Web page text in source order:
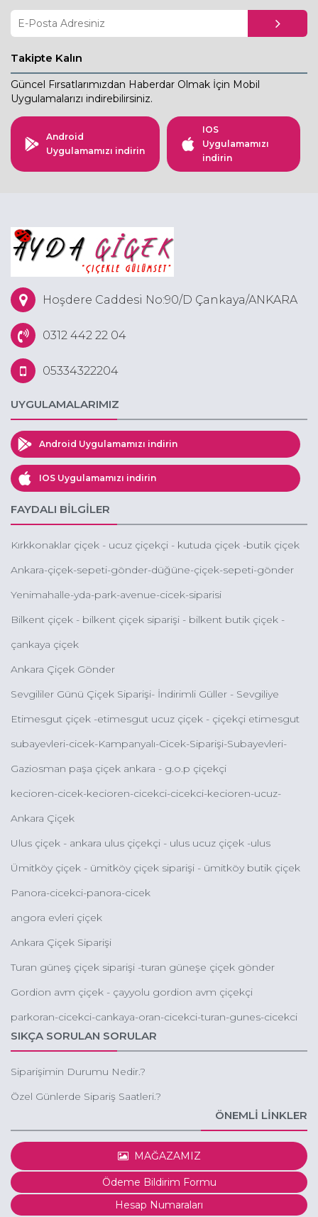
Takipte Kalın
Güncel Fırsatlarımızdan Haberdar Olmak İçin Mobil
Uygulamalarızı indirebilirsiniz.
Android
Uygulamamızı indirin
IOS
Uygulamamızı
indirin
Hoşdere Caddesi No:90/D Çankaya/ANKARA
0312 442 22 04
05334322204
UYGULAMALARIMIZ
Android Uygulamamızı indirin
IOS Uygulamamızı indirin
FAYDALI BİLGİLER
Kırkkonaklar çiçek - ucuz çiçekçi - kutuda çiçek -butik çiçek
Ankara-çiçek-sepeti-gönder-düğüne-çiçek-sepeti-gönder
Yenimahalle-yda-park-avenue-cicek-siparisi
Bilkent çiçek - bilkent çiçek siparişi - bilkent butik çiçek -
çankaya çiçek
Ankara Çiçek Gönder
Sevgililer Günü Çiçek Siparişi- İndirimli Güller - Sevgiliye
Etimesgut çiçek -etimesgut ucuz çiçek - çiçekçi etimesgut
subayevleri-cicek-Kampanyalı-Cicek-Siparişi-Subayevleri-
Gaziosman paşa çiçek ankara - g.o.p çiçekçi
kecioren-cicek-kecioren-cicekci-cicekci-kecioren-ucuz-
Ankara Çiçek
Ulus çiçek - ankara ulus çiçekçi - ulus ucuz çiçek -ulus
Ümitköy çiçek - ümitköy çiçek siparişi - ümitköy butik çiçek
Panora-cicekci-panora-cicek
angora evleri çiçek
Ankara Çiçek Siparişi
Turan güneş çiçek siparişi -turan güneşe çiçek gönder
Gordion avm çiçek - çayyolu gordion avm çiçekçi
parkoran-cicekci-cankaya-oran-cicekci-turan-gunes-cicekci
SIKÇA SORULAN SORULAR
Siparişimin Durumu Nedir.?
Özel Günlerde Sipariş Saatleri.?
ÖNEMLİ LİNKLER
MAĞAZAMIZ
Ödeme Bildirim Formu
Hesap Numaraları